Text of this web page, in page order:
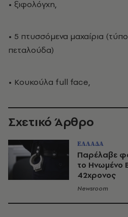
• ξιφολόγχη,
• 5 πτυσσόμενα μαχαίρια
πεταλούδα)
• Κουκούλα full face,
Σχετικό Άρθρο
ΕΛΛΑΔΑ
Παρέλαβε
το Ηνωμένο
42χρονος
Newsroom